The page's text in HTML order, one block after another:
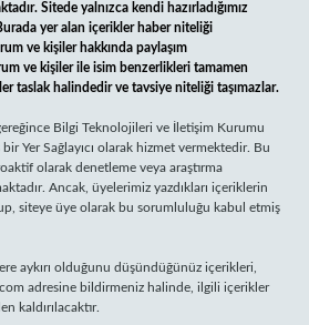
Sitede yalnızca kendi hazırladığımız
yer alan içerikler haber niteliği
ve kişiler hakkında paylaşım
ve kişiler ile isim benzerlikleri tamamen
taslak halindedir ve tavsiye niteliği taşımazlar.
Bilgi Teknolojileri ve İletişim Kurumu
Yer Sağlayıcı olarak hizmet vermektedir. Bu
olarak denetleme veya araştırma
Ancak, üyelerimiz yazdıkları içeriklerin
siteye üye olarak bu sorumluluğu kabul etmiş
aykırı olduğunu düşündüğünüz içerikleri,
adresine bildirmeniz halinde, ilgili içerikler
kaldırılacaktır.